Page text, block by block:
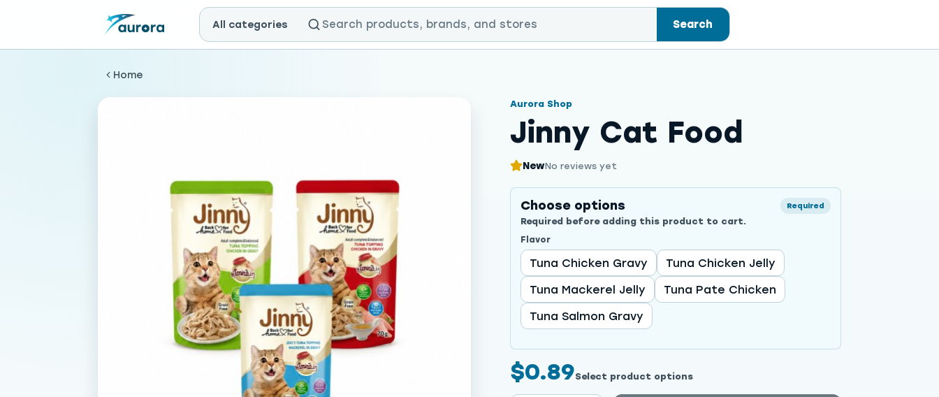
All categories Search
Home
Aurora Shop
Jinny Cat Food
NewNo reviews yet
Choose options
Required before adding this product to cart.
Required
Flavor
Tuna Chicken Gravy
Tuna Chicken Jelly
Tuna Mackerel Jelly
Tuna Pate Chicken
Tuna Salmon Gravy
$0.89Select product options